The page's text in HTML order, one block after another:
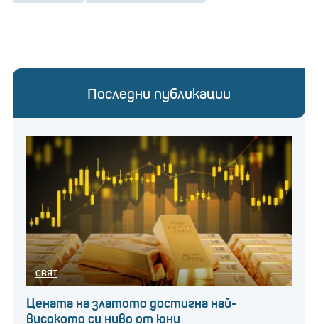
Последни публикации
СВЯТ
Цената на златото достигна най-
високото си ниво от юни